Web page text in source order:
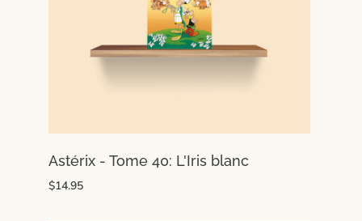
Astérix - Tome 40: L'Iris blanc
$14.95